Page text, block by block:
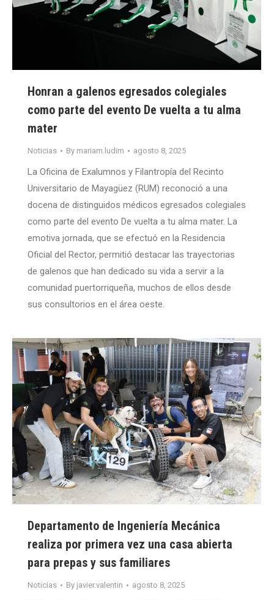
Honran a galenos egresados colegiales
como parte del evento De vuelta a tu alma
mater
Noticias By mariam.ludim agosto 8, 2025
La Oficina de Exalumnos y Filantropía del Recinto
Universitario de Mayagüez (RUM) reconoció a una
docena de distinguidos médicos egresados colegiales
como parte del evento De vuelta a tu alma mater. La
emotiva jornada, que se efectuó en la Residencia
Oficial del Rector, permitió destacar las trayectorias
de galenos que han dedicado su vida a servir a la
comunidad puertorriqueña, muchos de ellos desde
sus consultorios en el área oeste.
Departamento de Ingeniería Mecánica
realiza por primera vez una casa abierta
para prepas y sus familiares
Noticias By javier.valentin agosto 8, 2025